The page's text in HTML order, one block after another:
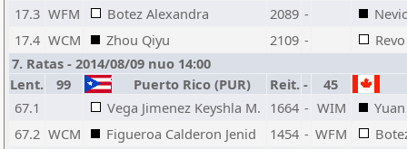
17.3 WFM Botez Alexandra 2089 -
17.4 WCM Zhou Qiyu 2109 -
7. Ratas - 2014/08/09 nuo 14:00
Lent.
99 Puerto Rico (PUR) Reit. -
45
67.1
Vega Jimenez Keyshla M. 1664 - WIM
67.2 WCM Figueroa Calderon Jenid 1454 - WFM